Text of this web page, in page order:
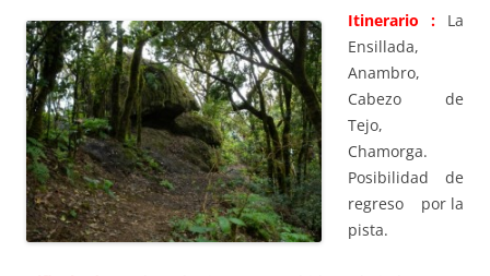
Itinerario : La
Ensillada,
Anambro,
Cabezo de
Tejo,
Chamorga.
Posibilidad de
regreso por la
pista.